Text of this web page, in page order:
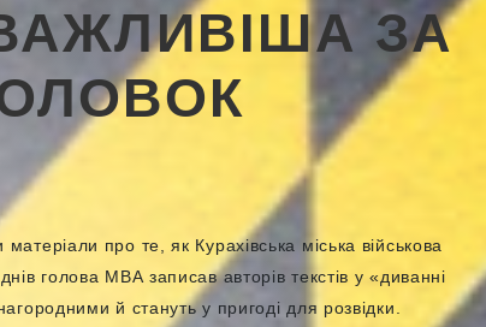
ЗА
про те, як Курахівська міська військова
голова МВА записав авторів текстів у «диванні
й стануть у пригоді для розвідки.